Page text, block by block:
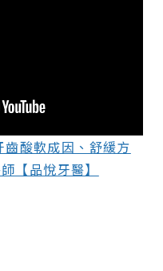
酸軟成因、舒緩方
【品悅牙醫】